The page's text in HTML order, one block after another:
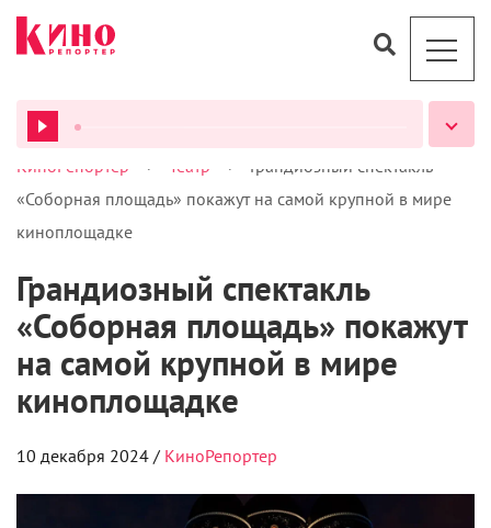
ВСЕ ПОДКАСТЫ
КиноРепортер > Театр >
Грандиозный спектакль
«Соборная площадь» покажут на самой крупной в мире
киноплощадке
Грандиозный спектакль
«Соборная площадь» покажут
на самой крупной в мире
киноплощадке
10 декабря 2024 / КиноРепортер